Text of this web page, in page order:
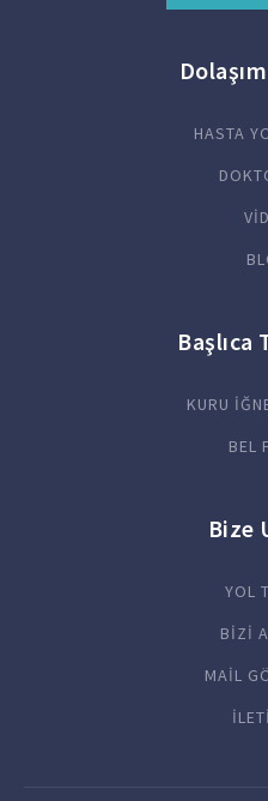
HASTA
Başlıca
KURU
BEL
Bize
YOL
BİZİ
MAİL